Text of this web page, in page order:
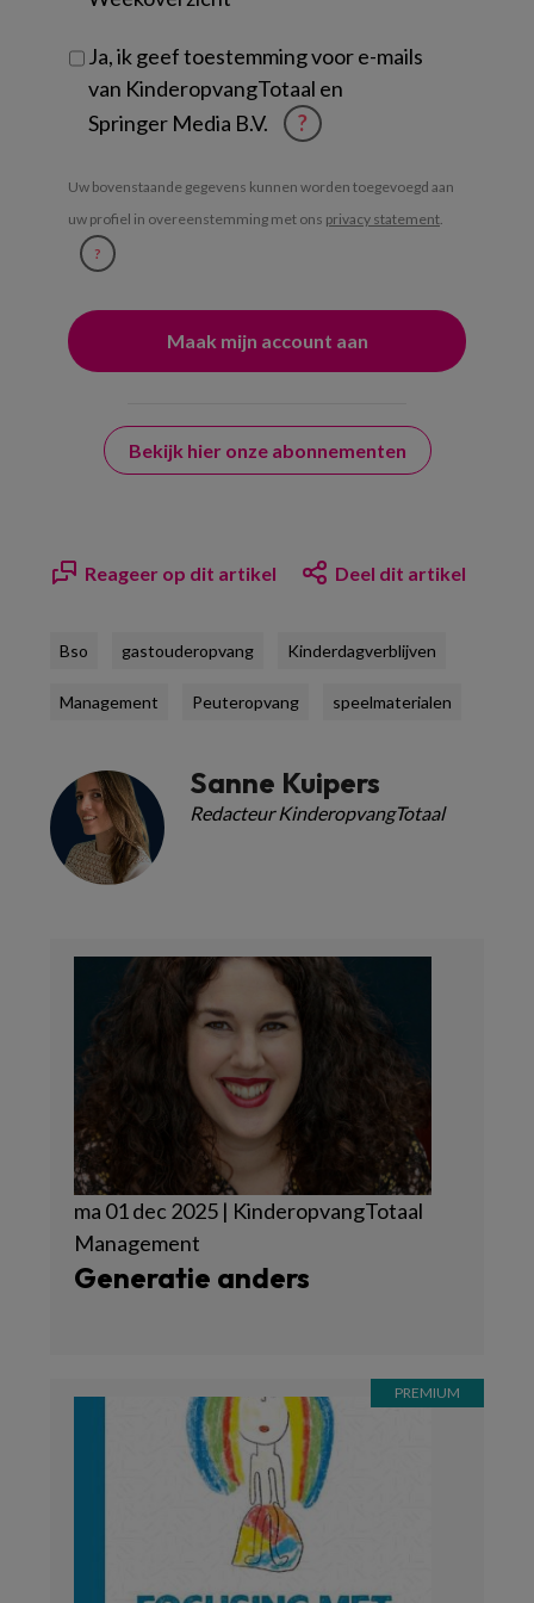
Ja, ik geef toestemming voor e-mails
van KinderopvangTotaal en
Springer Media B.V.
?
Uw bovenstaande gegevens kunnen worden toegevoegd aan
uw profiel in overeenstemming met ons privacy statement
?
Bekijk hier onze abonnementen
Reageer op dit artikel Deel dit artikel
Bso gastouderopvang Kinderdagverblijven
Management Peuteropvang speelmaterialen
Sanne Kuipers
Redacteur KinderopvangTotaal
ma 01 dec 2025 | KinderopvangTotaal
Management
Generatie anders